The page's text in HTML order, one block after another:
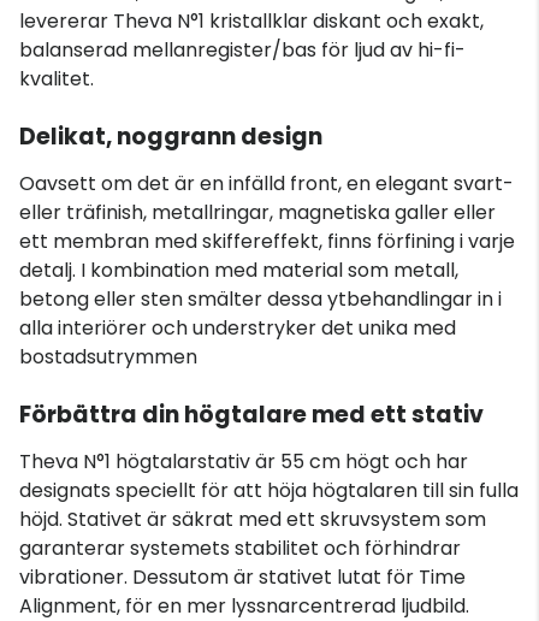
levererar Theva N°1 kristallklar diskant och exakt,
balanserad mellanregister/bas för ljud av hi-fi-
kvalitet.
Delikat, noggrann design
Oavsett om det är en infälld front, en elegant svart-
eller träfinish, metallringar, magnetiska galler eller
ett membran med skiffereffekt, finns förfining i varje
detalj. I kombination med material som metall,
betong eller sten smälter dessa ytbehandlingar in i
alla interiörer och understryker det unika med
bostadsutrymmen
Förbättra din högtalare med ett stativ
Theva N°1 högtalarstativ är 55 cm högt och har
designats speciellt för att höja högtalaren till sin fulla
höjd. Stativet är säkrat med ett skruvsystem som
garanterar systemets stabilitet och förhindrar
vibrationer. Dessutom är stativet lutat för Time
Alignment, för en mer lyssnarcentrerad ljudbild.